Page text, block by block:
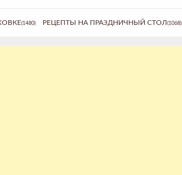
(1480) РЕЦЕПТЫ НА ПРАЗДНИЧНЫЙ СТОЛ(1068)